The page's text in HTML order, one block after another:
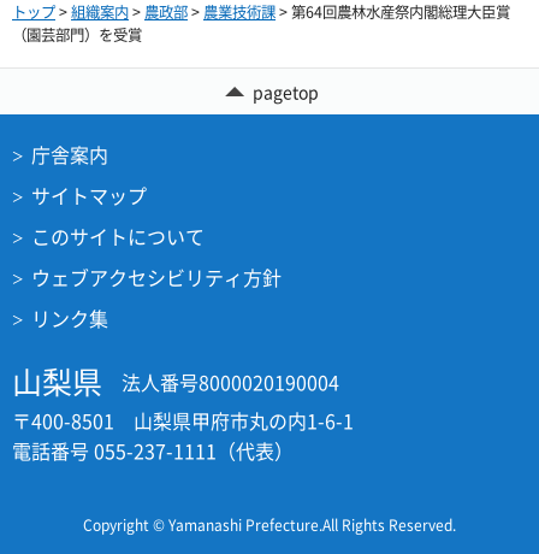
トップ>組織案内> 農政部> 農業技術課> 第64回農林水産祭内閣総理大臣賞
（園芸部門）を受賞
pagetop
庁舎案内
サイトマップ
このサイトについて
ウェブアクセシビリティ方針
リンク集
山梨県
法人番号8000020190004
〒400-8501 山梨県甲府市丸の内1-6-1
電話番号 055-237-1111（代表）
Copyright © Yamanashi Prefecture.All Rights Reserved.